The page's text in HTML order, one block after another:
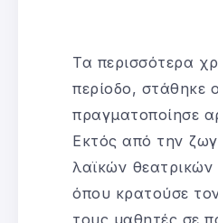
Τα περισσότερα
περίοδο, στάθηκε
πραγματοποίησε
Εκτός από την
λαϊκών θεατρικών
όπου κρατούσε